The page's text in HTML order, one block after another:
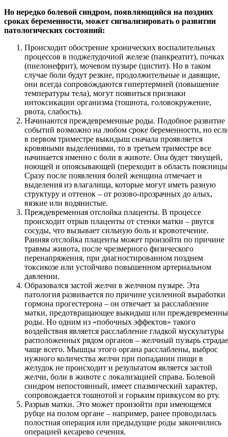
Но нередко болевой синдром, появляющийся на поздних
сроках беременности, может сигнализировать о развитии
патологических состояний:
Происходит обострение хронических воспалительных
процессов в поджелудочной железе (панкреатит), почках
(пиелонефрит), мочевом пузыре (цистит). Но в таком
случае боли будут резкие, продолжительные и давящие,
они всегда сопровождаются гипертермией (повышение
температуры тела), могут появиться признаки
интоксикации организма (тошнота, головокружение,
рвота, слабость).
Начинаются преждевременные роды. Подобное развитие
событий возможно на любом сроке беременности, но
в первом триместре выкидыш сначала проявляется
кровяными выделениями, то в третьем триместре все
начинается именно с боли в животе. Она будет тянущей,
ноющей и опоясывающей (переходит в область
Сразу после появления болей женщина отмечает и
выделения из влагалища, которые могут иметь разную
структуру и оттенок – от розово-прозрачных до алых,
вязкие или водянистые.
Преждевременная отслойка плаценты. В процессе
происходит отрыв плаценты от стенки матки – рвутся
сосуды, что вызывает сильную боль и кровотечение.
Ранняя отслойка плаценты может произойти по причине
травмы живота, после чрезмерного физического
перенапряжения, при диагностированном позднем
токсикозе или устойчиво повышенном артериальном
давлении.
Образовался застой желчи в желчном пузыре. Эта
патология развивается по причине усиленной выработки
гормона прогестерона – он отвечает за расслабление
матки, предотвращающее выкидыш или
роды. Но одним из «побочных эффектов» такого
воздействия является расслабление гладкой мускулатуры
расположенных рядом органов – желчный пузырь
чаще всего. Мышцы этого органа расслаблены, выброс
нужного количества желчи при попадании пищи в
желудок не происходит и результатом является застой
желчи, боли в животе с локализацией справа. Болевой
синдром непостоянный, имеет спазмический характер,
сопровождается тошнотой и горьким привкусом во рту.
Разрыв матки. Это может произойти при имеющемся
рубце на полом органе – например, ранее проводилась
полостная операция или предыдущие роды закончились
операцией кесарево сечения.